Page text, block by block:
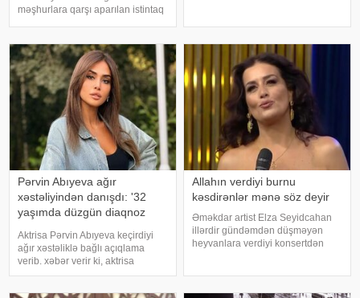
məşhurlara qarşı aparılan istintaq
götürülmüş bioloji nümunələr
üzərində aparılan toksikoloji
analizləri
sahiblərinin olduğu bildirilib.
Əməliyya
Pərvin Abıyeva ağır
xəstəliyindən danışdı: '32
yaşımda düzgün diaqnoz
Aktrisa Pərvin Abıyeva keçirdiyi
ağır xəstəliklə bağlı açıqlama
verib. xəbər verir ki, aktrisa
axlorhidriya xəstəliyindən əziyyət
Allahın verdiyi burnu
kəsdirənlər mənə söz deyir
Əməkdar artist Elza Seyidcahan
illərdir gündəmdən düşməyən
heyvanlara verdiyi konsertdən
E.Seyidcahan bildirib ki, həmin